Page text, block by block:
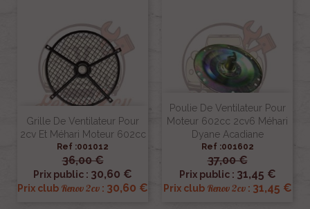
Grille De Ventilateur Pour
2cv Et Méhari Moteur 602cc
Ref :001012
36,00 €
Prix public : 30,60 €
Prix club Renov 2cv : 30,60 €
Poulie De Ventilateur Pour
Moteur 602cc 2cv6 Méhari
Dyane Acadiane
Ref :001602
37,00 €
Prix public : 31,45 €
Prix club Renov 2cv: 31,45 €